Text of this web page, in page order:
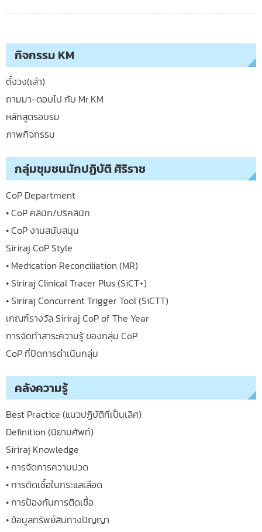
กิจกรรม KM
ตั้งวง(เล่า)
ถามมา-ตอบไป กับ Mr.KM
หลักสูตรอบรม
ภาพกิจกรรม
กลุ่มชุมชนนักปฏิบัติ ศิริราช
CoP Department
• CoP คลินิก/ปริคลินิก
• CoP งานสนับสนุน
Siriraj CoP Style
• Medication Reconciliation (MR)
• Siriraj Clinical Tracer Plus (SiCT+)
• Siriraj Concurrent Trigger Tool (SiCTT)
เกณฑ์รางวัล Siriraj CoP of The Year
การจัดทำสาระความรู้ ของกลุ่ม CoP
CoP ที่ปิดการดำเนินกลุ่ม
คลังความรู้
Best Practice (แนวปฏิบัติที่เป็นเลิศ)
Definition (นิยามศัพท์)
Siriraj Knowledge
• การจัดการความปวด
• การติดเชื้อในกระแสเลือด
• การป้องกันการติดเชื้อ
• ข้อมูลทรัพย์สินทางปัญญา